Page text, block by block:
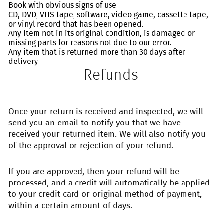
Book with obvious signs of use
CD, DVD, VHS tape, software, video game, cassette tape,
or vinyl record that has been opened.
Any item not in its original condition, is damaged or
missing parts for reasons not due to our error.
Any item that is returned more than 30 days after
delivery
Refunds
Once your return is received and inspected, we will
send you an email to notify you that we have
received your returned item. We will also notify you
of the approval or rejection of your refund.
If you are approved, then your refund will be
processed, and a credit will automatically be applied
to your credit card or original method of payment,
within a certain amount of days.